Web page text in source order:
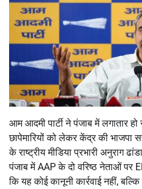
आम आदमी पार्टी ने पंजाब में लगातार हो
छापेमारियों को लेकर केंद्र की भाजपा
के राष्ट्रीय मीडिया प्रभारी अनुराग
पंजाब मेंAAPके दो वरिष्ठ नेताओं पर
कि यह कोई कानूनी कार्रवाई नहीं,